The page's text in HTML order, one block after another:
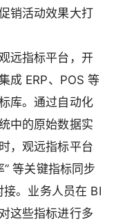
销活动效果大打
远指标平台，开
成 ERP、POS 等
库。通过自动化
中的原始数据实
，观远指标平台
” 等关键指标同步
。业务人员在 BI
这些指标进行多